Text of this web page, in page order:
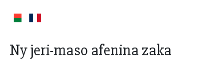
Ny jeri-maso afenina zaka